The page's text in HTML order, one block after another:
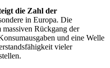
die Zahl der
in Europa. Die
massiven Rückgang der
und eine Welle
vieler